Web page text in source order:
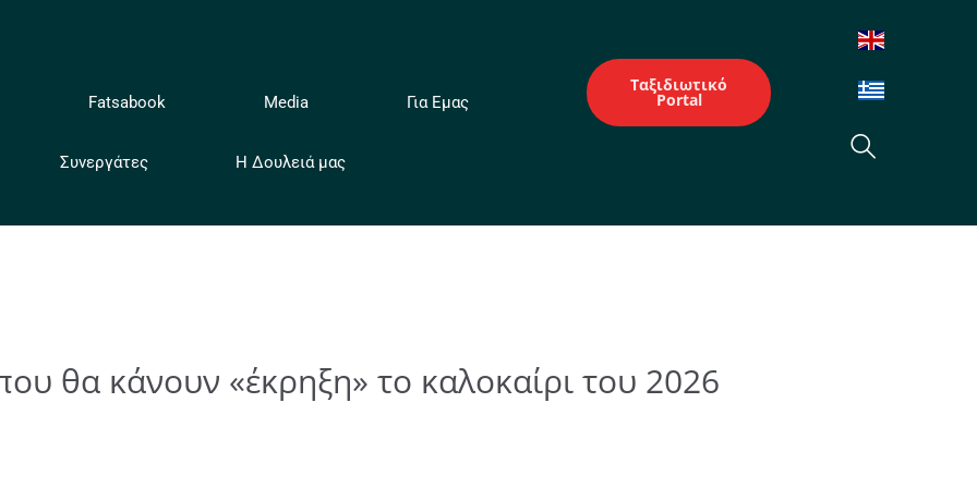
Fatsabook Media Για Εμας
Συνεργάτες Η Δουλειά μας
Ταξιδιωτικό
Portal
θα κάνουν «έκρηξη» το καλοκαίρι του 2026